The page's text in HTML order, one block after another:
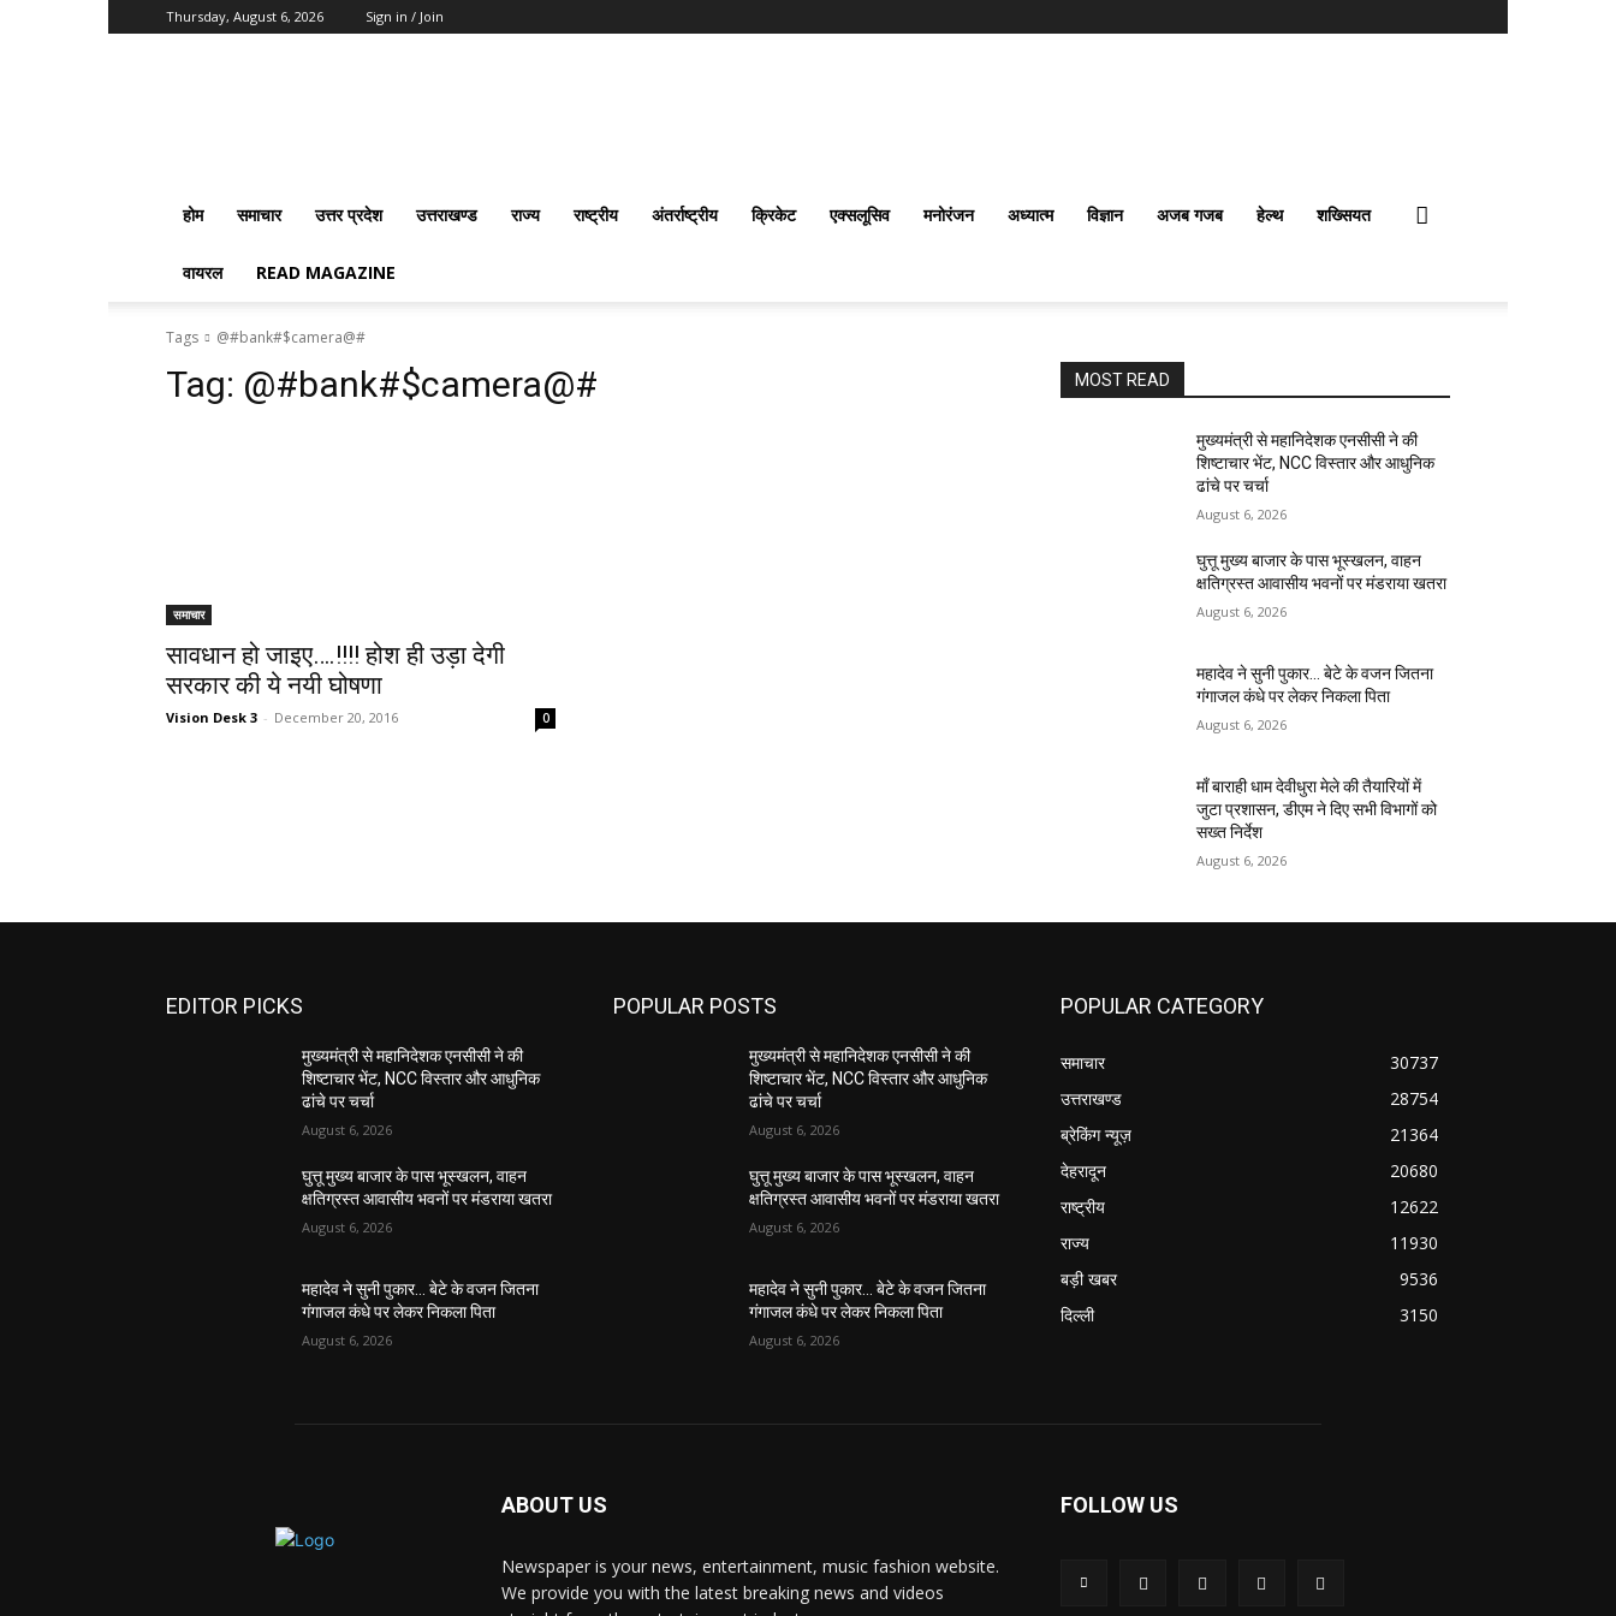
Thursday, August 6, 2026 Sign in / Join
होम समाचार उत्तर प्रदेश उत्तराखण्ड राज्य राष्ट्रीय अंतर्राष्‍ट्रीय क्रिकेट एक्सलूसिव मनोरंजन अध्यात्म विज्ञान अजब गजब हेल्थ शख्सियत
वायरल READ MAGAZINE
Tags @#bank#$camera@#
Tag: @#bank#$camera@#
समाचार
सावधान हो जाइए….!!!! होश ही उड़ा देगी
सरकार की ये नयी घोषणा
Vision Desk 3 - December 20, 2016 0
MOST READ
मुख्यमंत्री से महानिदेशक एनसीसी ने की
शिष्टाचार भेंट, NCC विस्तार और आधुनिक
ढांचे पर चर्चा
August 6, 2026
घुत्तू मुख्य बाजार के पास भूस्खलन, वाहन
क्षतिग्रस्त आवासीय भवनों पर मंडराया खतरा
August 6, 2026
महादेव ने सुनी पुकार… बेटे के वजन जितना
गंगाजल कंधे पर लेकर निकला पिता
August 6, 2026
माँ बाराही धाम देवीधुरा मेले की तैयारियों में
जुटा प्रशासन, डीएम ने दिए सभी विभागों को
सख्त निर्देश
August 6, 2026
EDITOR PICKS
मुख्यमंत्री से महानिदेशक एनसीसी ने की
शिष्टाचार भेंट, NCC विस्तार और आधुनिक
ढांचे पर चर्चा
August 6, 2026
घुत्तू मुख्य बाजार के पास भूस्खलन, वाहन
क्षतिग्रस्त आवासीय भवनों पर मंडराया खतरा
August 6, 2026
महादेव ने सुनी पुकार… बेटे के वजन जितना
गंगाजल कंधे पर लेकर निकला पिता
August 6, 2026
POPULAR POSTS
मुख्यमंत्री से महानिदेशक एनसीसी ने की
शिष्टाचार भेंट, NCC विस्तार और आधुनिक
ढांचे पर चर्चा
August 6, 2026
घुत्तू मुख्य बाजार के पास भूस्खलन, वाहन
क्षतिग्रस्त आवासीय भवनों पर मंडराया खतरा
August 6, 2026
महादेव ने सुनी पुकार… बेटे के वजन जितना
गंगाजल कंधे पर लेकर निकला पिता
August 6, 2026
POPULAR CATEGORY
समाचार
30737
उत्तराखण्ड
28754
ब्रेकिंग न्यूज़
21364
देहरादून
20680
राष्ट्रीय
12622
राज्य
11930
बड़ी खबर
9536
दिल्ली
3150
ABOUT US
Newspaper is your news, entertainment, music fashion website.
We provide you with the latest breaking news and videos
FOLLOW US